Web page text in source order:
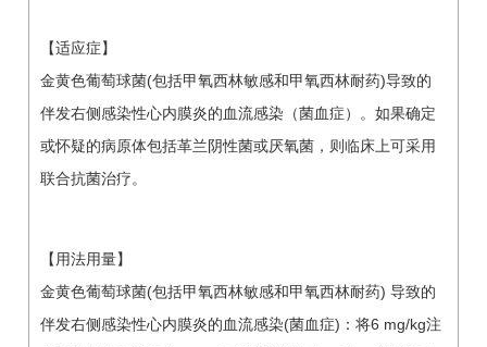
【适应症】
金黄色葡萄球菌(包括甲氧西林敏感和甲氧西林耐药)导致的
伴发右侧感染性心内膜炎的血流感染（菌血症）。如果确定
或怀疑的病原体包括革兰阴性菌或厌氧菌，则临床上可采用
联合抗菌治疗。
【用法用量】
金黄色葡萄球菌(包括甲氧西林敏感和甲氧西林耐药) 导致的
伴发右侧感染性心内膜炎的血流感染(菌血症)：将6 mg/kg注